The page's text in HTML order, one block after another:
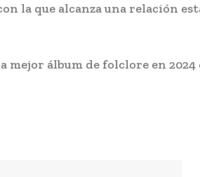
la que alcanza una relación
álbum de folclore en 2024